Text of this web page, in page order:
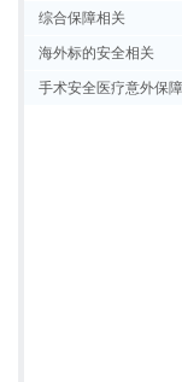
综合保障相关
海外标的安全相关
手术安全医疗意外保障